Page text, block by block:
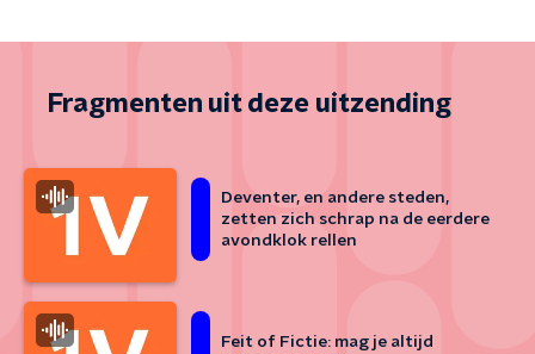
Fragmenten uit deze uitzending
Deventer, en andere steden,
zetten zich schrap na de eerdere
avondklok rellen
Feit of Fictie: mag je altijd